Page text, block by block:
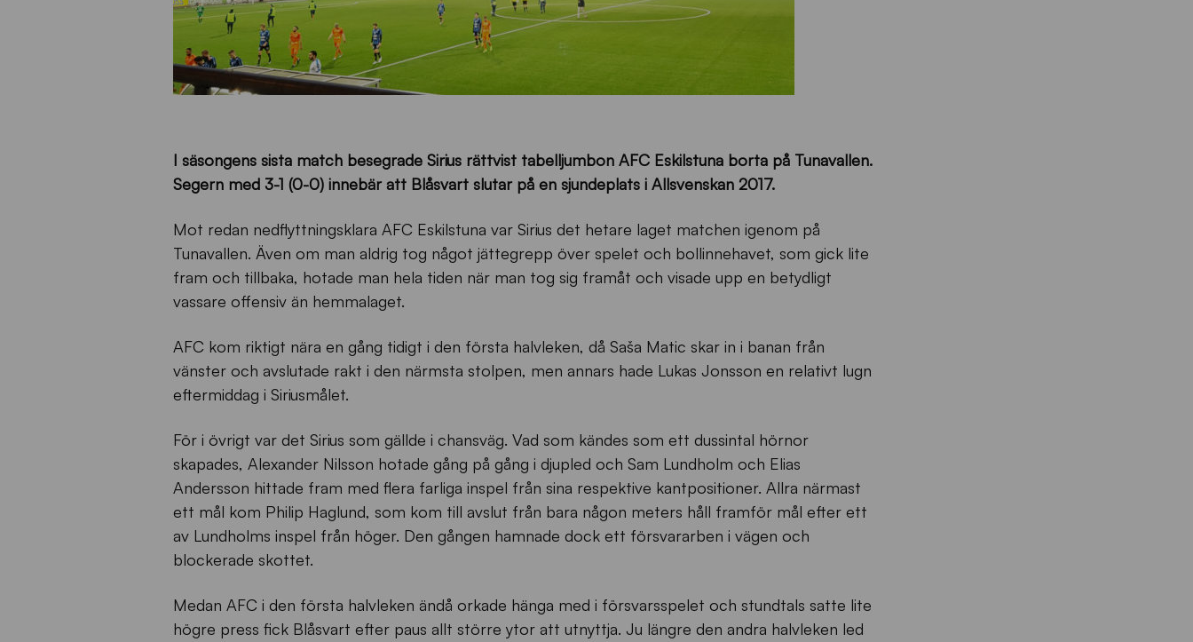
I säsongens sista match besegrade Sirius rättvist tabelljumbon AFC Eskilstuna borta på Tunavallen.
Segern med 3-1 (0-0) innebär att Blåsvart slutar på en sjundeplats i Allsvenskan 2017.
Mot redan nedflyttningsklara AFC Eskilstuna var Sirius det hetare laget matchen igenom på
Tunavallen. Även om man aldrig tog något jättegrepp över spelet och bollinnehavet, som gick lite
fram och tillbaka, hotade man hela tiden när man tog sig framåt och visade upp en betydligt
vassare offensiv än hemmalaget.
AFC kom riktigt nära en gång tidigt i den första halvleken, då Saša Matic skar in i banan från
vänster och avslutade rakt i den närmsta stolpen, men annars hade Lukas Jonsson en relativt lugn
eftermiddag i Siriusmålet.
För i övrigt var det Sirius som gällde i chansväg. Vad som kändes som ett dussintal hörnor
skapades, Alexander Nilsson hotade gång på gång i djupled och Sam Lundholm och Elias
Andersson hittade fram med flera farliga inspel från sina respektive kantpositioner. Allra närmast
ett mål kom Philip Haglund, som kom till avslut från bara någon meters håll framför mål efter ett
av Lundholms inspel från höger. Den gången hamnade dock ett försvararben i vägen och
blockerade skottet.
Medan AFC i den första halvleken ändå orkade hänga med i försvarsspelet och stundtals satte lite
högre press fick Blåsvart efter paus allt större ytor att utnyttja. Ju längre den andra halvleken led